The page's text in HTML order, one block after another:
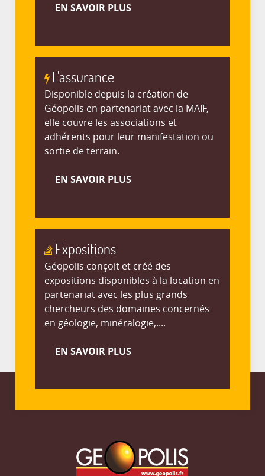
EN SAVOIR PLUS
L'assurance
Disponible depuis la création de
Géopolis en partenariat avec la MAIF,
elle couvre les associations et
adhérents pour leur manifestation ou
sortie de terrain.
EN SAVOIR PLUS
Expositions
Géopolis conçoit et créé des
expositions disponibles à la location en
partenariat avec les plus grands
chercheurs des domaines concernés
en géologie, minéralogie,....
EN SAVOIR PLUS